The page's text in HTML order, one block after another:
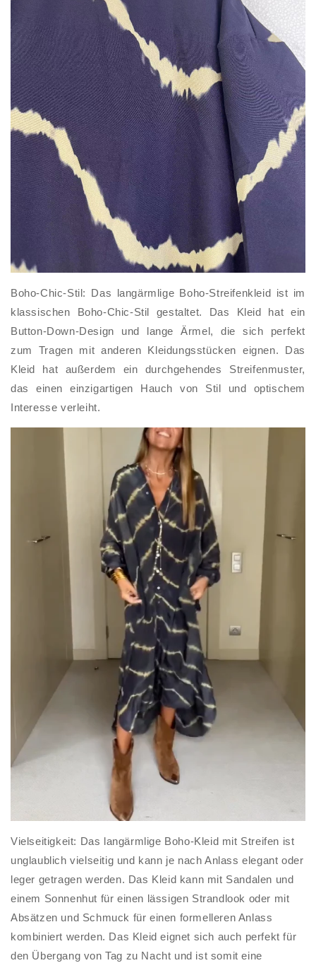
Boho-Chic-Stil: Das langärmlige Boho-Streifenkleid ist im
klassischen Boho-Chic-Stil gestaltet. Das Kleid hat ein
Button-Down-Design und lange Ärmel, die sich perfekt
zum Tragen mit anderen Kleidungsstücken eignen. Das
Kleid hat außerdem ein durchgehendes Streifenmuster,
das einen einzigartigen Hauch von Stil und optischem
Interesse verleiht.
Vielseitigkeit: Das langärmlige Boho-Kleid mit Streifen ist
unglaublich vielseitig und kann je nach Anlass elegant oder
leger getragen werden. Das Kleid kann mit Sandalen und
einem Sonnenhut für einen lässigen Strandlook oder mit
Absätzen und Schmuck für einen formelleren Anlass
kombiniert werden. Das Kleid eignet sich auch perfekt für
den Übergang von Tag zu Nacht und ist somit eine